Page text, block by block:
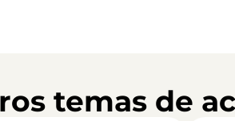
temas de